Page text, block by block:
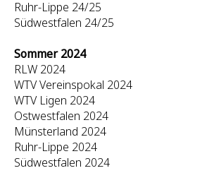
Ruhr-Lippe 24/25
Südwestfalen 24/25
Sommer 2024
RLW 2024
WTV Vereinspokal 2024
WTV Ligen 2024
Ostwestfalen 2024
Münsterland 2024
Ruhr-Lippe 2024
Südwestfalen 2024